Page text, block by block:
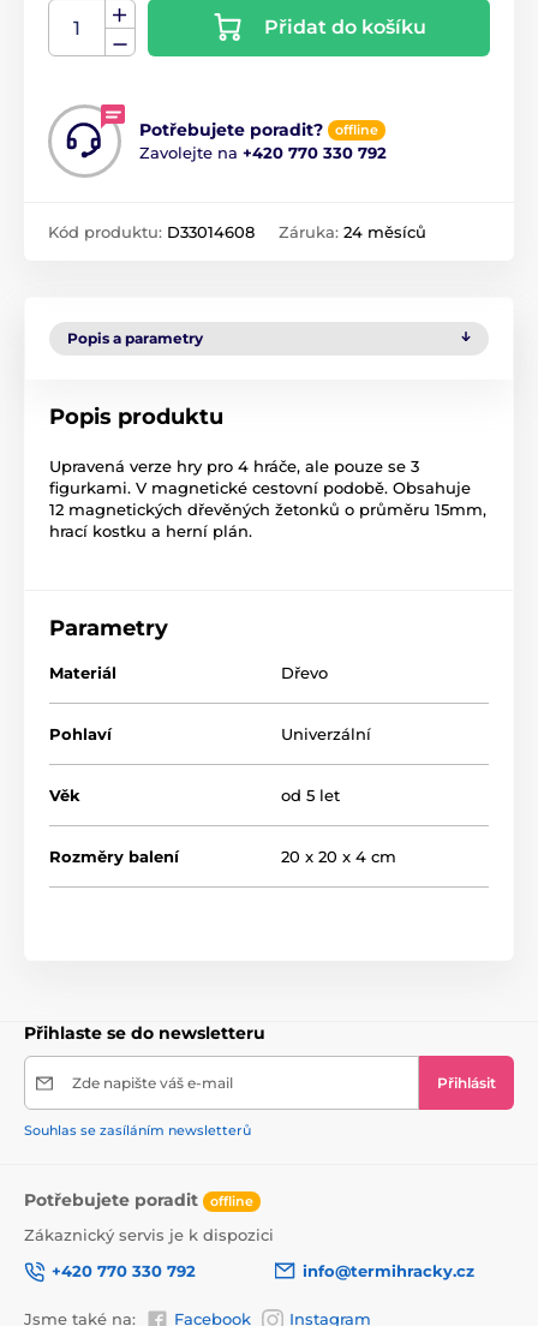
Přidat do košíku
Potřebujete poradit? offline
Zavolejte na +420 770 330 792
Kód produktu: D33014608 Záruka: 24 měsíců
Popis a parametry
Popis produktu
Upravená verze hry pro 4 hráče, ale pouze se 3
figurkami. V magnetické cestovní podobě. Obsahuje
12 magnetických dřevěných žetonků o průměru 15mm,
hrací kostku a herní plán.
Parametry
Materiál Dřevo
Pohlaví Univerzální
Věk od 5 let
Rozměry balení 20 x 20 x 4 cm
Přihlaste se do newsletteru
Zde napište váš e-mail Přihlásit
Souhlas se zasíláním newsletterů
Potřebujete poradit offline
Zákaznický servis je k dispozici
+420 770 330 792
info@termihracky.cz
Jsme také na: Facebook Instagram